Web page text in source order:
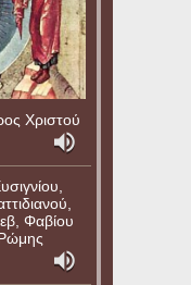
Χριστού
Φαβίου